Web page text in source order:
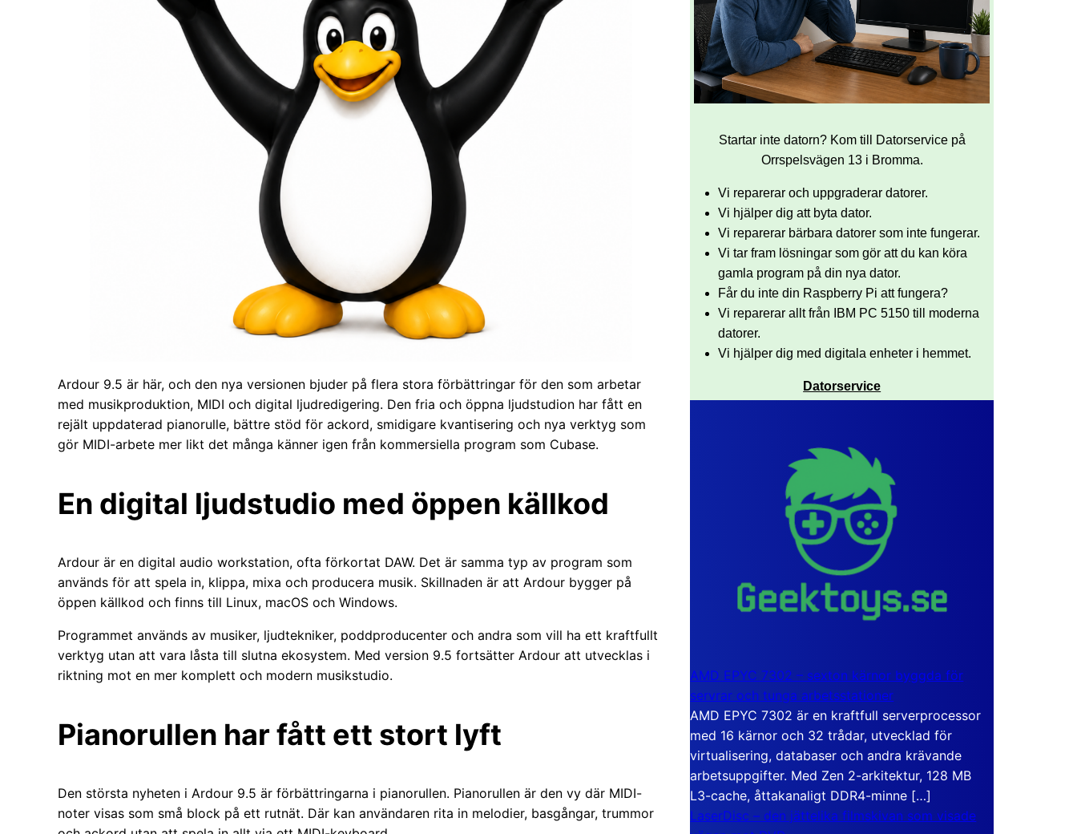
Ardour 9.5 är här, och den nya versionen bjuder på flera stora förbättringar för den som arbetar
med musikproduktion, MIDI och digital ljudredigering. Den fria och öppna ljudstudion har fått en
rejält uppdaterad pianorulle, bättre stöd för ackord, smidigare kvantisering och nya verktyg som
gör MIDI-arbete mer likt det många känner igen från kommersiella program som Cubase.
En digital ljudstudio med öppen källkod
Ardour är en digital audio workstation, ofta förkortat DAW. Det är samma typ av program som
används för att spela in, klippa, mixa och producera musik. Skillnaden är att Ardour bygger på
öppen källkod och finns till Linux, macOS och Windows.
Programmet används av musiker, ljudtekniker, poddproducenter och andra som vill ha ett kraftfullt
verktyg utan att vara låsta till slutna ekosystem. Med version 9.5 fortsätter Ardour att utvecklas i
riktning mot en mer komplett och modern musikstudio.
Pianorullen har fått ett stort lyft
Den största nyheten i Ardour 9.5 är förbättringarna i pianorullen. Pianorullen är den vy där MIDI-
noter visas som små block på ett rutnät. Där kan användaren rita in melodier, basgångar, trummor
Startar inte datorn? Kom till Datorservice på
Orrspelsvägen 13 i Bromma.
Vi reparerar och uppgraderar datorer.
Vi hjälper dig att byta dator.
Vi reparerar bärbara datorer som inte fungerar.
Vi tar fram lösningar som gör att du kan köra
gamla program på din nya dator.
Får du inte din Raspberry Pi att fungera?
Vi reparerar allt från IBM PC 5150 till moderna
datorer.
Vi hjälper dig med digitala enheter i hemmet.
Datorservice
AMD EPYC 7302 – sexton kärnor byggda för
servrar och tunga arbetsstationer
AMD EPYC 7302 är en kraftfull serverprocessor
med 16 kärnor och 32 trådar, utvecklad för
virtualisering, databaser och andra krävande
arbetsuppgifter. Med Zen 2-arkitektur, 128 MB
L3-cache, åttakanaligt DDR4-minne […]
LaserDisc – den jättelika filmskivan som visade